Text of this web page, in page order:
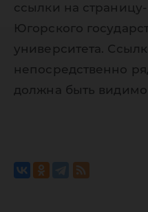
ссылки на
Югорского
университета.
непосредственно
должна быть